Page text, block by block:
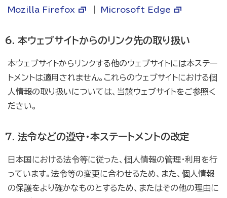
Mozilla Firefox
Microsoft Edge
本ウェブサイトからのリンク先の取り扱い
本ウェブサイトからリンクする他のウェブサイトには本ステー
トメントは適用されません。これらのウェブサイトにおける個
人情報の取り扱いについては、当該ウェブサイトをご参照く
ださい。
法令などの遵守・本ステートメントの改定
日本国における法令等に従った、個人情報の管理・利用を行
っています。法令等の変更に合わせるため、また、個人情報
の保護をより確かなものとするため、またはその他の理由に